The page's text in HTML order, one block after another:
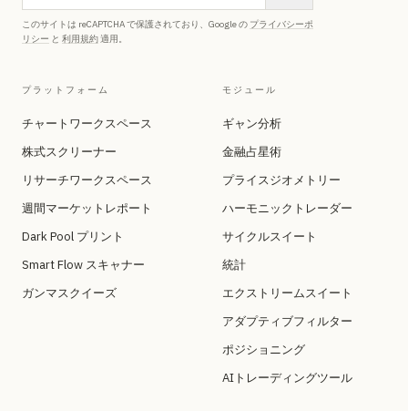
このサイトは reCAPTCHA で保護されており、Google の プライバシーポ
リシー と 利用規約適用。
プラットフォーム
チャートワークスペース
株式スクリーナー
リサーチワークスペース
週間マーケットレポート
Dark Pool プリント
Smart Flow スキャナー
ガンマスクイーズ
モジュール
ギャン分析
金融占星術
プライスジオメトリー
ハーモニックトレーダー
サイクルスイート
統計
エクストリームスイート
アダプティブフィルター
ポジショニング
AIトレーディングツール